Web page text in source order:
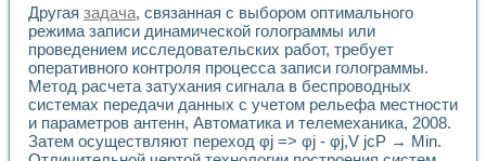
Использование виртуальных приборов в процесе
Использование программ ELECTRONICS WORKBENCH-
Лабораторный практикум по дисциплине «Цифровые
Лабораторный практикум по ИНС на основе LabVIEW
Лабораторный практикум по основам теории коммутации
Опыт использования NI LabVIEW для создания
Применение LabVIEW для исследования течения в
Другая задача, связанная с выбором оптимального
режима записи динамической голограммы или
проведением исследовательских работ, требует
оперативного контроля процесса записи голограммы.
Метод расчета затухания сигнала в беспроводных
системах передачи данных с учетом рельефа местности
и параметров антенн, Автоматика и телемеханика, 2008.
Затем осуществляют переход φj => φj - φj,V jcP → Min.